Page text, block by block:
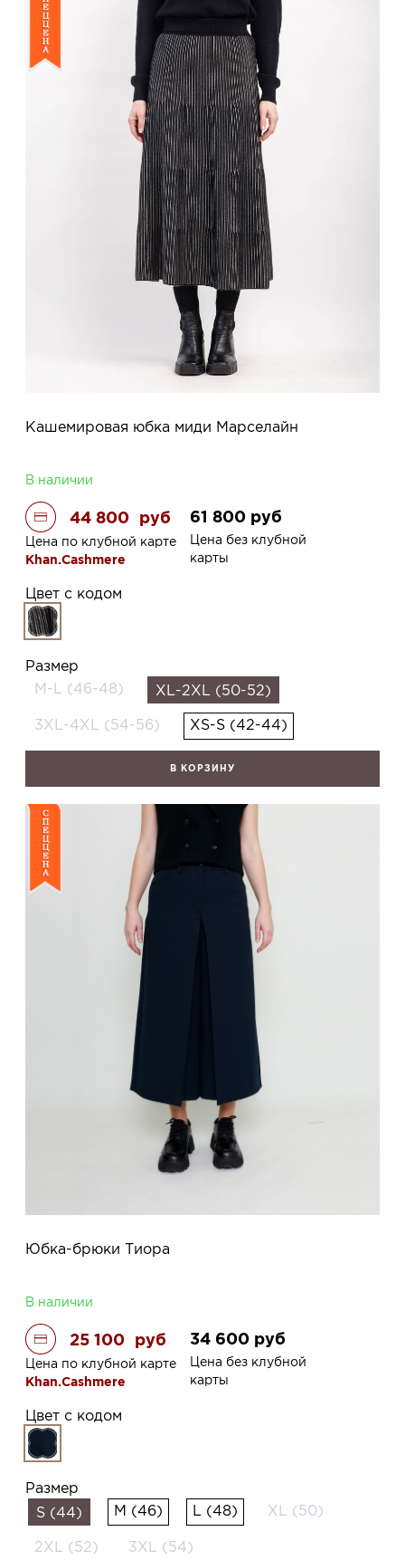
Кашемировая юбка миди Марселайн
В наличии
44 800 руб
Цена по клубной карте
Khan.Cashmere
61 800 руб
Цена без клубной
карты
Цвет с кодом
Размер
M-L (46-48)
XL-2XL (50-52)
3XL-4XL (54-56) XS-S (42-44)
В КОРЗИНУ
Юбка-брюки Тиора
В наличии
25 100 руб
Цена по клубной карте
Khan.Cashmere
34 600 руб
Цена без клубной
карты
Цвет с кодом
Размер
S (44)
M (46) L (48) XL (50)
2XL (52) 3XL (54)